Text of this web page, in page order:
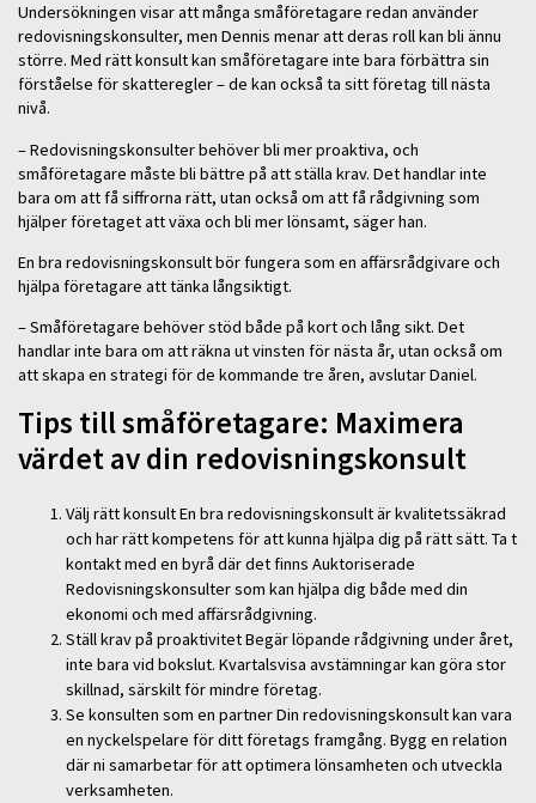
Undersökningen visar att många småföretagare redan använder
redovisningskonsulter, men Dennis menar att deras roll kan bli ännu
större. Med rätt konsult kan småföretagare inte bara förbättra sin
förståelse för skatteregler – de kan också ta sitt företag till nästa
nivå.
– Redovisningskonsulter behöver bli mer proaktiva, och
småföretagare måste bli bättre på att ställa krav. Det handlar inte
bara om att få siffrorna rätt, utan också om att få rådgivning som
hjälper företaget att växa och bli mer lönsamt, säger han.
En bra redovisningskonsult bör fungera som en affärsrådgivare och
hjälpa företagare att tänka långsiktigt.
– Småföretagare behöver stöd både på kort och lång sikt. Det
handlar inte bara om att räkna ut vinsten för nästa år, utan också om
att skapa en strategi för de kommande tre åren, avslutar Daniel.
Tips till småföretagare: Maximera
värdet av din redovisningskonsult
Välj rätt konsult En bra redovisningskonsult är kvalitetssäkrad
och har rätt kompetens för att kunna hjälpa dig på rätt sätt. Ta t
kontakt med en byrå där det finns Auktoriserade
Redovisningskonsulter som kan hjälpa dig både med din
ekonomi och med affärsrådgivning.
Ställ krav på proaktivitet Begär löpande rådgivning under året,
inte bara vid bokslut. Kvartalsvisa avstämningar kan göra stor
skillnad, särskilt för mindre företag.
Se konsulten som en partner Din redovisningskonsult kan vara
en nyckelspelare för ditt företags framgång. Bygg en relation
där ni samarbetar för att optimera lönsamheten och utveckla
verksamheten.